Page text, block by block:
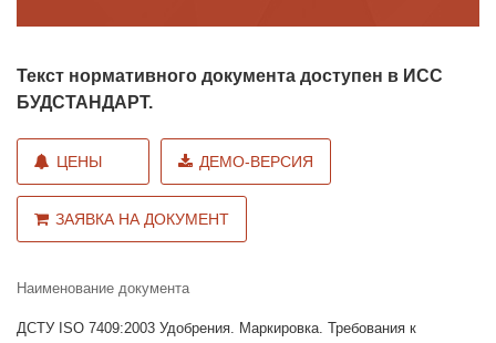
Текст нормативного документа доступен в ИСС
БУДСТАНДАРТ.
ЦЕНЫ ДЕМО-ВЕРСИЯ
ЗАЯВКА НА ДОКУМЕНТ
Наименование документа
ДСТУ ISO 7409:2003 Удобрения. Маркировка. Требования к